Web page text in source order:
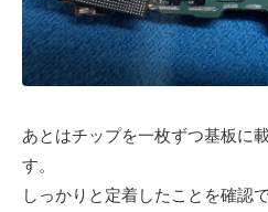
あとはチップを一枚ずつ基板に
す。
しっかりと定着したことを確認